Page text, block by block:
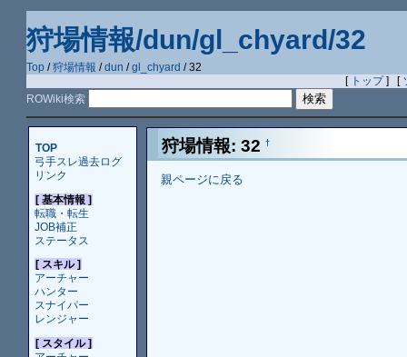
狩場情報/dun/gl_chyard/32
Top /狩場情報 /dun /gl_chyard / 32
[ トップ] [
ROWiki検索
TOP
弓手スレ過去ログ
リンク
[ 基本情報 ]
転職・転生
JOB補正
ステータス
[ スキル ]
アーチャー
ハンター
スナイパー
レンジャー
[ スタイル ]
狩場情報: 32 †
親ページに戻る